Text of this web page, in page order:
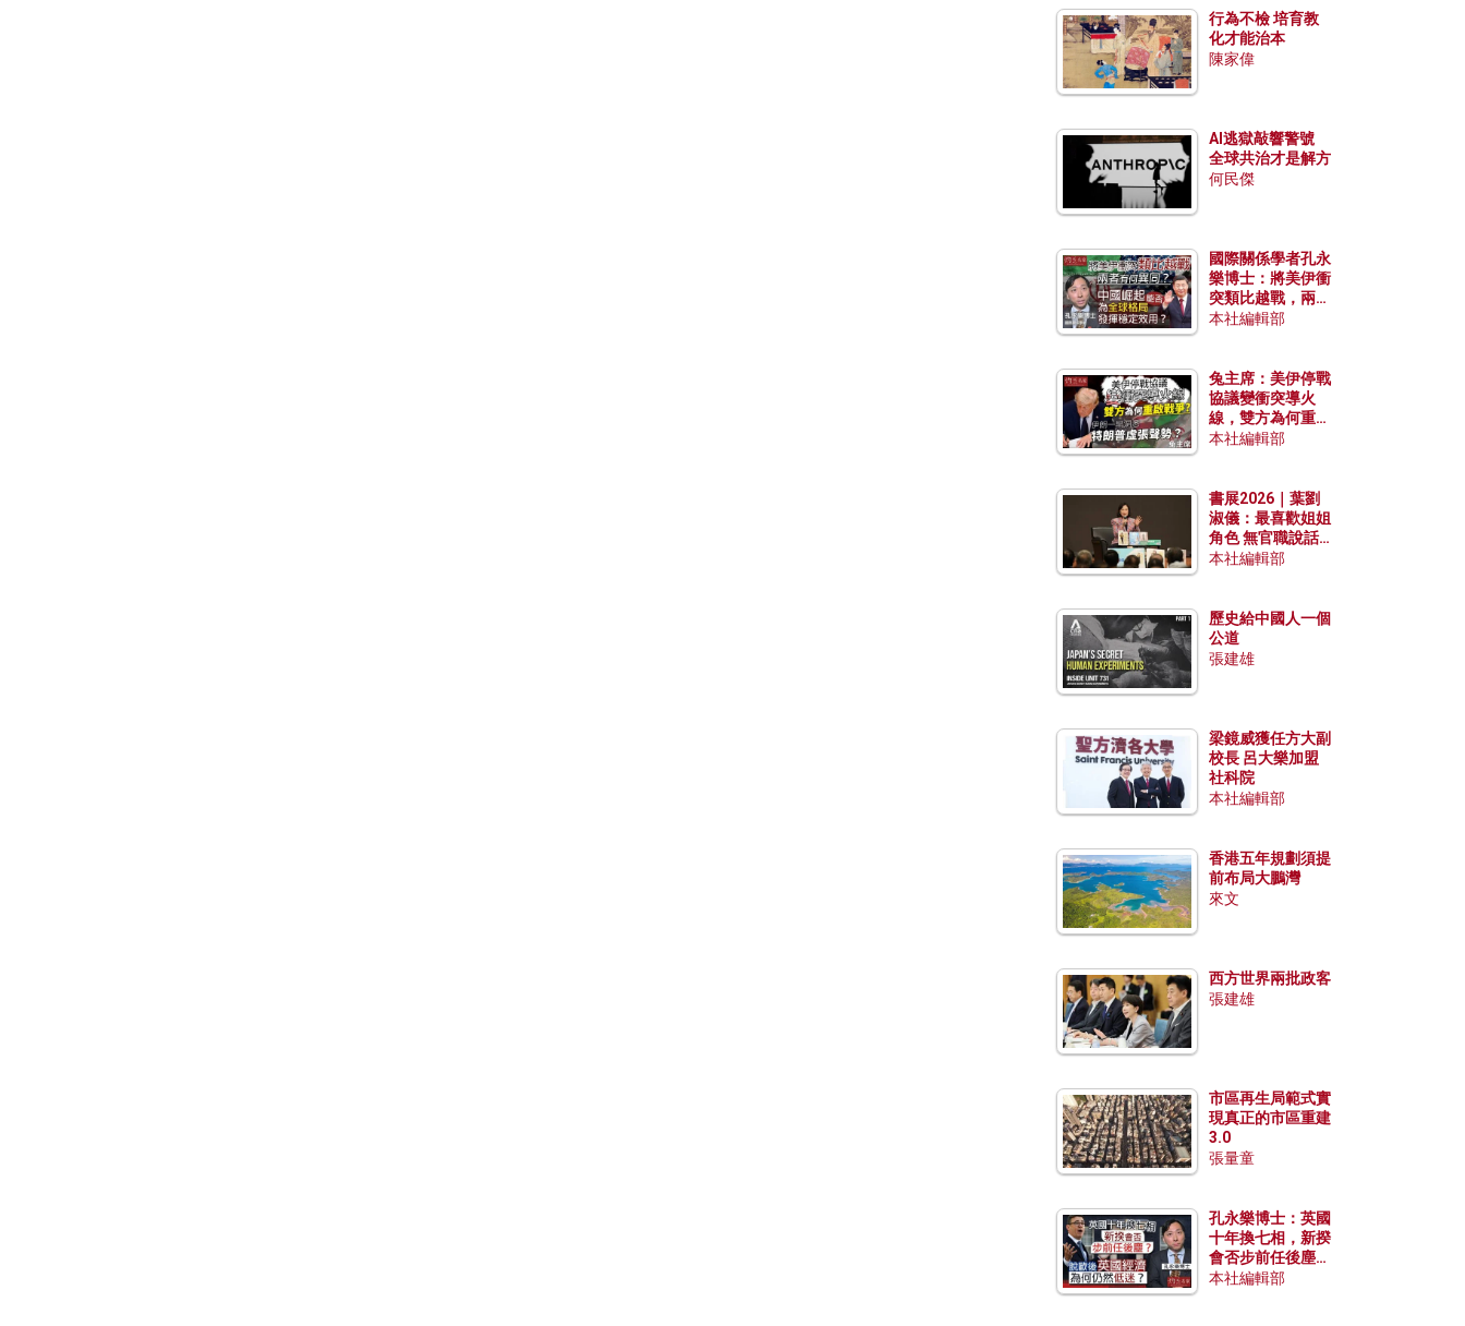
行為不檢 培育教
化才能治本
陳家偉
AI逃獄敲響警號
全球共治才是解方
何民傑
國際關係學者孔永
樂博士：將美伊衝
突類比越戰，兩者
有何異同？中國崛
本社編輯部
兔主席：美伊停戰
協議變衝突導火
線，雙方為何重啟
戰爭？伊朗一早洞
本社編輯部
書展2026｜葉劉
淑儀：最喜歡姐姐
角色 無官職說話
包袱少
本社編輯部
歷史給中國人一個
公道
張建雄
梁鏡威獲任方大副
校長 呂大樂加盟
社科院
本社編輯部
香港五年規劃須提
前布局大鵬灣
來文
西方世界兩批政客
張建雄
市區再生局範式實
現真正的市區重建
3.0
張量童
孔永樂博士：英國
十年換七相，新揆
會否步前任後塵？
脫歐後英國經濟為
本社編輯部